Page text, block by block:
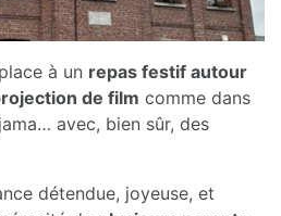
à un repas festif autour
de film comme dans
avec, bien sûr, des
détendue, joyeuse, et